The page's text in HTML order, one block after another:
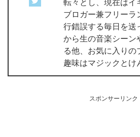
転々とし、現在はイ
ブロガー兼フリーラ
行錯誤する毎日を送
から生の音楽シーン
る他、お気に入りの
趣味はマジックとけ
スポンサーリンク